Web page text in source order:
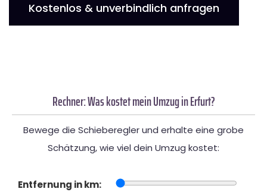
Kostenlos & unverbindlich anfragen
Rechner: Was kostet mein Umzug in Erfurt?
Bewege die Schieberegler und erhalte eine grobe
Schätzung, wie viel dein Umzug kostet:
Entfernung in km: